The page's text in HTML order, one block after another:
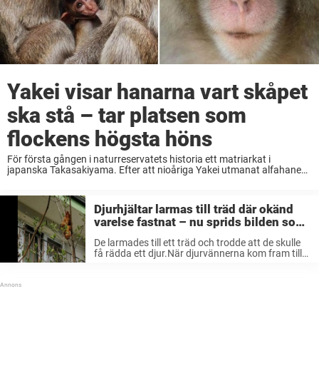
Yakei visar hanarna vart skåpet
ska stå – tar platsen som
flockens högsta höns
För första gången i naturreservatets historia ett matriarkat i
japanska Takasakiyama. Efter att nioåriga Yakei utmanat alfahanen
Djurhjältar larmas till träd där okänd
varelse fastnat – nu sprids bilden som
en löpeld på nätet
De larmades till ett träd och trodde att de skulle
få rädda ett djur.När djurvännerna kom fram till